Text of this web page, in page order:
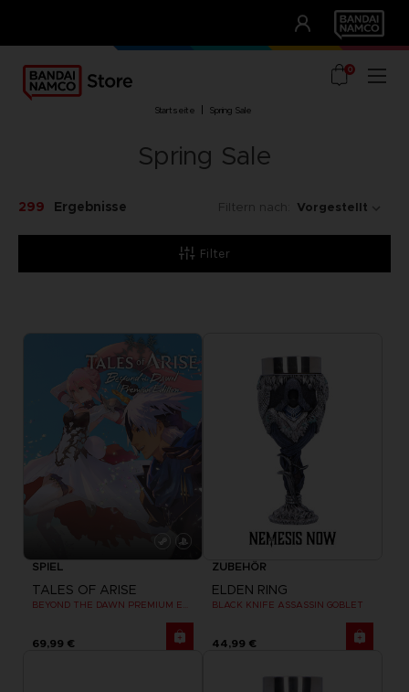
UNSERE VORTEILE
0
startseite spring sale
Spring Sale
Filter
299 Ergebnisse Filtern nach:
SPIEL
TALES OF ARISE
69,99 €
ZUBEHÖR
ELDEN RING
BLACK KNIFE ASSASSIN GOBLET
44,99 €